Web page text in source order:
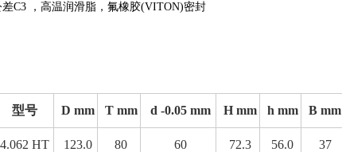
差C3 ，高温润滑脂，氟橡胶(VITON)密封
型号 D mm T mm d -0.05 mm H mm h mm B mm
4.062 HT 123.0 80 60 72.3 56.0 37